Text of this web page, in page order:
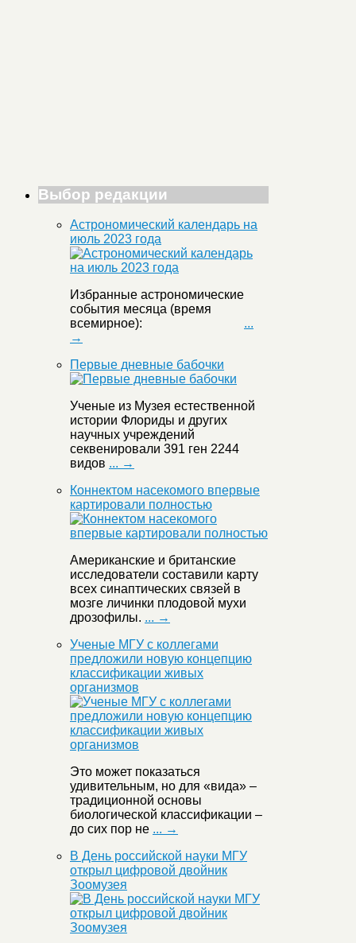
Выбор редакции
Астрономический календарь на
июль 2023 года
Избранные астрономические
события месяца (время
всемирное): ...
→
Первые дневные бабочки
Ученые из Музея естественной
истории Флориды и других
научных учреждений
секвенировали 391 ген 2244
видов ... →
Коннектом насекомого впервые
картировали полностью
Американские и британские
исследователи составили карту
всех синаптических связей в
мозге личинки плодовой мухи
дрозофилы. ... →
Ученые МГУ с коллегами
предложили новую концепцию
классификации живых
организмов
Это может показаться
удивительным, но для «вида» –
традиционной основы
биологической классификации –
до сих пор не ... →
В День российской науки МГУ
открыл цифровой двойник
Зоомузея